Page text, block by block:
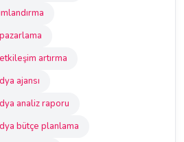
artırma
ajansı
analiz raporu
bütçe planlama